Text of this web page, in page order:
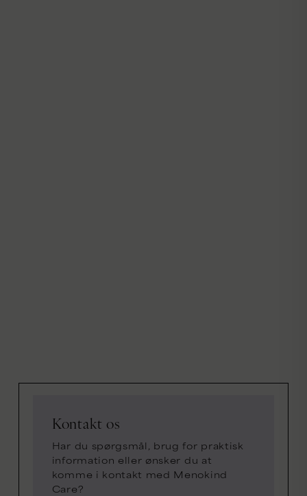
Kontakt os
Har du spørgsmål, brug for praktisk
information eller ønsker du at
komme i kontakt med Menokind
Care?